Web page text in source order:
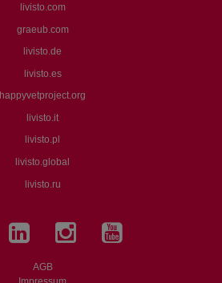
livisto.com
graeub.com
livisto.de
livisto.es
happyvetproject.org
livisto.it
livisto.pl
livisto.global
livisto.ru
AGB